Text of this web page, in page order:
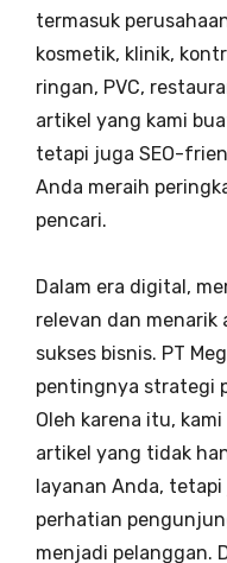
termasuk
kosmetik, klinik,
ringan, PVC,
artikel yang kami
tetapi juga SEO-
Anda meraih
pencari.
Dalam era digital,
relevan dan menarik
sukses bisnis. PT
pentingnya strategi
Oleh karena itu,
artikel yang tidak
layanan Anda,
perhatian
menjadi pelanggan.